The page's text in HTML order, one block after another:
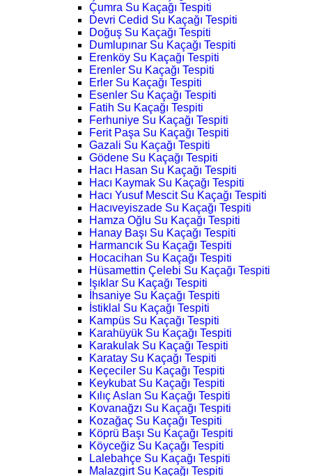
Çumra Su Kaçağı Tespiti
Devri Cedid Su Kaçağı Tespiti
Doğuş Su Kaçağı Tespiti
Dumlupınar Su Kaçağı Tespiti
Erenköy Su Kaçağı Tespiti
Erenler Su Kaçağı Tespiti
Erler Su Kaçağı Tespiti
Esenler Su Kaçağı Tespiti
Fatih Su Kaçağı Tespiti
Ferhuniye Su Kaçağı Tespiti
Ferit Paşa Su Kaçağı Tespiti
Gazali Su Kaçağı Tespiti
Gödene Su Kaçağı Tespiti
Hacı Hasan Su Kaçağı Tespiti
Hacı Kaymak Su Kaçağı Tespiti
Hacı Yusuf Mescit Su Kaçağı Tespiti
Hacıveyiszade Su Kaçağı Tespiti
Hamza Oğlu Su Kaçağı Tespiti
Hanay Başı Su Kaçağı Tespiti
Harmancık Su Kaçağı Tespiti
Hocacihan Su Kaçağı Tespiti
Hüsamettin Çelebi Su Kaçağı Tespiti
Işıklar Su Kaçağı Tespiti
İhsaniye Su Kaçağı Tespiti
İstiklal Su Kaçağı Tespiti
Kampüs Su Kaçağı Tespiti
Karahüyük Su Kaçağı Tespiti
Karakulak Su Kaçağı Tespiti
Karatay Su Kaçağı Tespiti
Keçeciler Su Kaçağı Tespiti
Keykubat Su Kaçağı Tespiti
Kılıç Aslan Su Kaçağı Tespiti
Kovanağzı Su Kaçağı Tespiti
Kozağaç Su Kaçağı Tespiti
Köprü Başı Su Kaçağı Tespiti
Köyceğiz Su Kaçağı Tespiti
Lalebahçe Su Kaçağı Tespiti
Malazgirt Su Kaçağı Tespiti